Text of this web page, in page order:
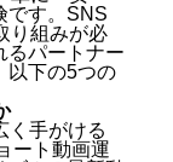
です。SNS
り組みが必
るパートナー
以下の5つの
く手がける
ート動画運